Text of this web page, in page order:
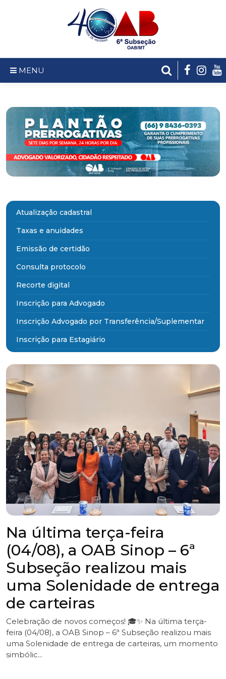
MENU
Atualização cadastral
Taxas e anuidades
Emissão de certidão
Consulta protocolo
Recorte digital
Inscrição para Advogado
Inscrição Advogado por Transferência/Suplementar
Inscrição para Estagiário
6ª Subseção da OAB Sinop
participa da 3ª edição da
Corrida Maria da Penha
A 6ª Subseção da OAB Sinop participou, neste sábado
(1º), da 3ª edição da Corrida Maria da Penha, promovida
pela Rede de Enfrentamento à Violência Contra a
Mulher de Sinop. A iniciativa r...